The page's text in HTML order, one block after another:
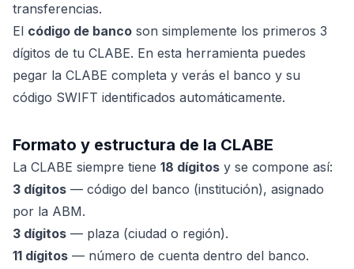
transferencias.
El código de banco son simplemente los primeros 3
dígitos de tu CLABE. En esta herramienta puedes
pegar la CLABE completa y verás el banco y su
código SWIFT identificados automáticamente.
Formato y estructura de la CLABE
La CLABE siempre tiene 18 dígitos y se compone así:
3 dígitos — código del banco (institución), asignado
por la ABM.
3 dígitos — plaza (ciudad o región).
11 dígitos — número de cuenta dentro del banco.